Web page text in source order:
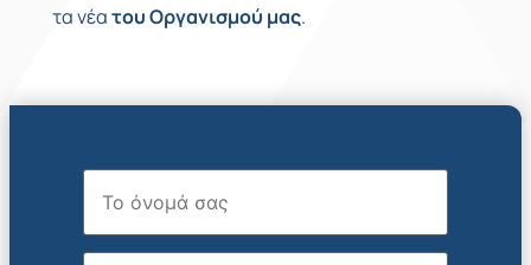
τα νέατουΟργανισμού μας.
Όνομα